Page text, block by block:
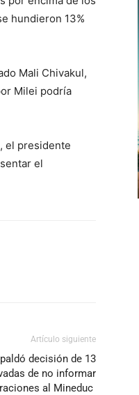
hundieron 13%
Mali Chivakul,
Milei podría
el presidente
el
Artículo siguiente
decisión de 13
de no informar
al Mineduc